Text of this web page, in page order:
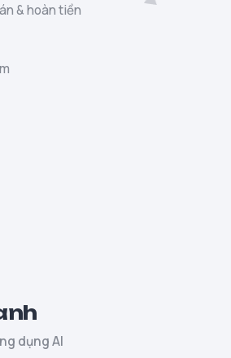
& hoàn tiền
dụng AI